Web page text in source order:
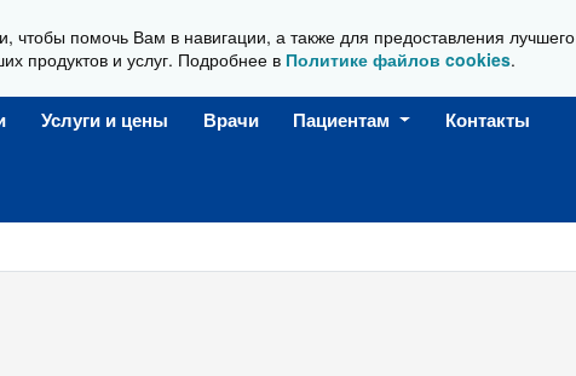
чтобы помочь Вам в навигации, а также для предоставления лучшего
продуктов и услуг. Подробнее в Политике файлов cookies.
Ежедневно, с 08:00 до 20:00
Услуги и цены Врачи Пациентам Контакты